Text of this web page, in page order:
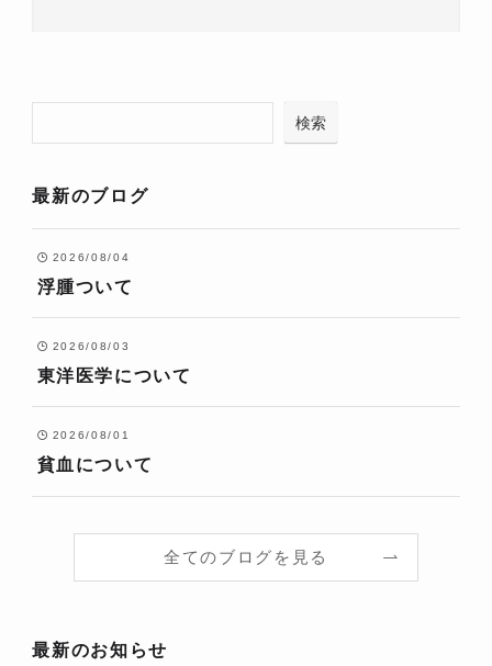
検索
最新のブログ
2026/08/04
浮腫ついて
2026/08/03
東洋医学について
2026/08/01
貧血について
全てのブログを見る
最新のお知らせ